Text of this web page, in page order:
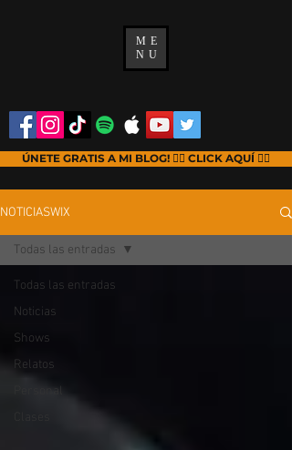
ME
NU
ÚNETE GRATIS A MI BLOG! 👉🏻 CLICK AQUÍ 👈🏻
NOTICIASWIX
Todas las entradas
Noticias
Shows
Relatos
Personal
Todas las entradas